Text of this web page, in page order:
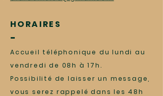
HORAIRES
-
Accueil téléphonique du lundi au
vendredi de 08h à 17h.
Possibilité de laisser un message,
vous serez rappelé dans les 48h